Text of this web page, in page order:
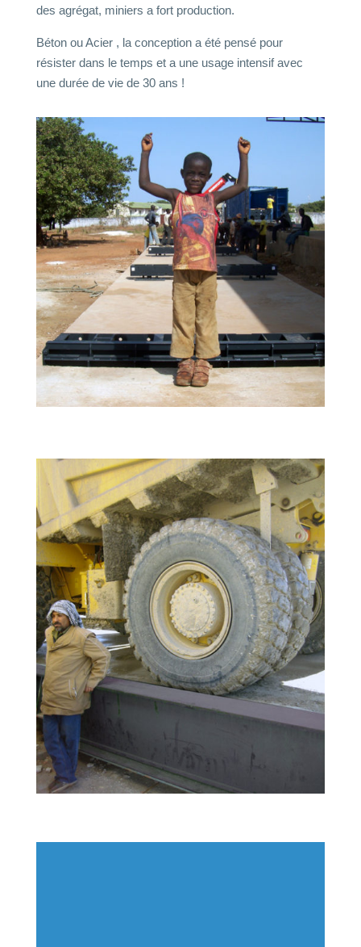
des agrégat, miniers a fort production.
Béton ou Acier , la conception a été pensé pour
résister dans le temps et a une usage intensif avec
une durée de vie de 30 ans !